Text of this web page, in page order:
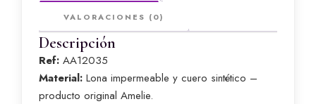
VALORACIONES (0)
Descripción
Ref: AA12035
Material: Lona impermeable y cuero sintético –
producto original Amelie.